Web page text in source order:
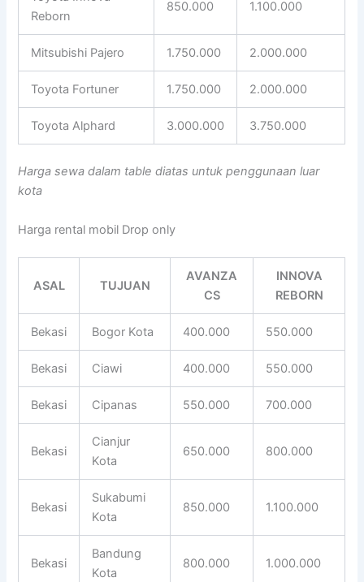
Reborn
850.000 1.100.000
Mitsubishi Pajero 1.750.000 2.000.000
Toyota Fortuner 1.750.000 2.000.000
Toyota Alphard 3.000.000 3.750.000
Harga sewa dalam table diatas untuk penggunaan luar
kota
Harga rental mobil Drop only
ASAL TUJUAN
AVANZA
CS
INNOVA
REBORN
Bekasi Bogor Kota 400.000 550.000
Bekasi Ciawi 400.000 550.000
Bekasi Cipanas 550.000 700.000
Bekasi
Cianjur
Kota
650.000 800.000
Bekasi
Sukabumi
Kota
850.000 1.100.000
Bekasi
Bandung
Kota
800.000 1.000.000